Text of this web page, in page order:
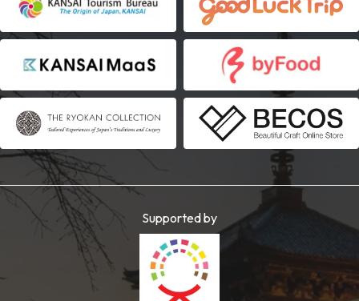
Supported by